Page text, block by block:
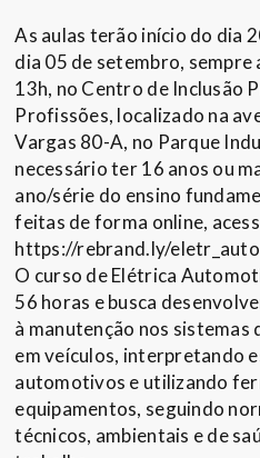
As aulas terão início do dia
dia 05 de setembro, sempre
13h, no Centro de Inclusão
Profissões, localizado na
Vargas 80-A, no Parque
necessário ter 16 anos ou
ano/série do ensino
feitas de forma online,
https://rebrand.ly/
O curso de Elétrica
56 horas e busca
à manutenção nos sistemas
em veículos, interpretando
automotivos e utilizando
equipamentos, seguindo
técnicos, ambientais e de